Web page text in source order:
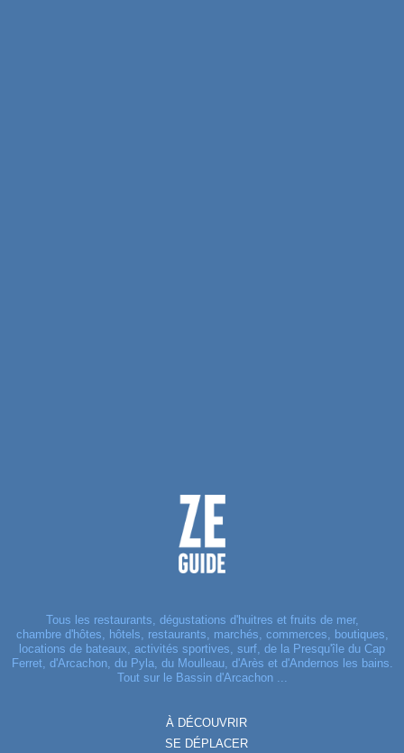
Tous les restaurants, dégustations d'huitres et fruits de mer,
chambre d'hôtes, hôtels, restaurants, marchés, commerces, boutiques,
locations de bateaux, activités sportives, surf, de la Presqu'île du Cap
Ferret, d'Arcachon, du Pyla, du Moulleau, d'Arès et d'Andernos les bains.
Tout sur le Bassin d'Arcachon ...
À DÉCOUVRIR
SE DÉPLACER